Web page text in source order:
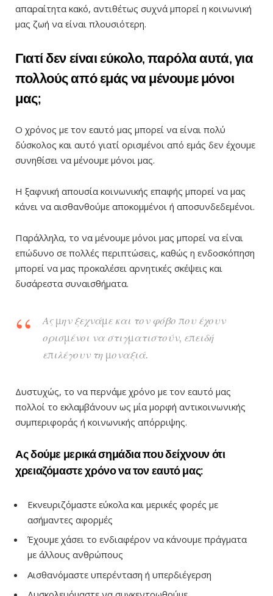
απαραίτητα κακό, αντιθέτως συχνά μπορεί η κοινωνική
μας ζωή να είναι πλουσιότερη.
Γιατί δεν είναι εύκολο, παρόλα αυτά, για
πολλούς από εμάς να μένουμε μόνοι
μας;
Ο χρόνος με τον εαυτό μας μπορεί να είναι πολύ
δύσκολος και αυτό γιατί ορισμένοι από εμάς δεν έχουμε
συνηθίσει να μένουμε μόνοι μας.
Η ξαφνική απουσία κοινωνικής επαφής μπορεί να μας
κάνει να αισθανθούμε αποκομμένοι ή αποσυνδεδεμένοι.
Παράλληλα, το να μένουμε μόνοι μας μπορεί να είναι
επώδυνο σε πολλές περιπτώσεις, καθώς η ενδοσκόπηση
μπορεί να μας προκαλέσει αρνητικές σκέψεις και
δυσάρεστα συναισθήματα.
Ας μην ξεχνάμε και τον φόβο που έχουν
ορισμένοι να στιγματιστούν, επειδή
επιλέγουν τη μοναξιά.
Δυστυχώς, το να περνάμε χρόνο με τον εαυτό μας
πολλοί το εκλαμβάνουν ως μία μορφή αντικοινωνικής
συμπεριφοράς ή κοινωνικής απόρριψης.
Ας δούμε μερικά σημάδια που δείχνουν ότι
χρειαζόμαστε χρόνο να τον εαυτό μας:
Εκνευριζόμαστε εύκολα και μερικές φορές με
ασήμαντες αφορμές
Έχουμε χάσει το ενδιαφέρον να κάνουμε πράγματα
με άλλους ανθρώπους
Αισθανόμαστε υπερένταση ή υπερδιέγερση